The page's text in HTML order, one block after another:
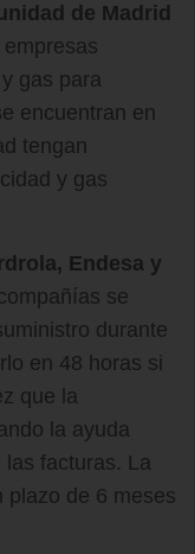
de Madrid
gas para
encuentran en
tengan
y gas
Endesa y
se
durante
en 48 horas si
que la
la ayuda
las facturas. La
plazo de 6 meses